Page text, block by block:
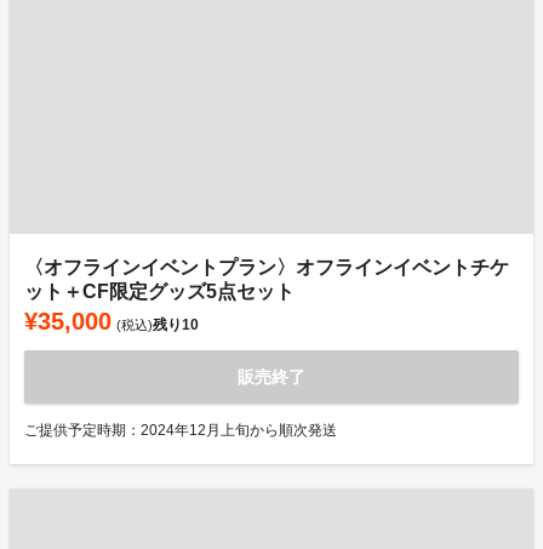
〈オフラインイベントプラン〉オフラインイベントチケ
ット＋CF限定グッズ5点セット
¥35,000 (税込)残り10
販売終了
ご提供予定時期：2024年12月上旬から順次発送